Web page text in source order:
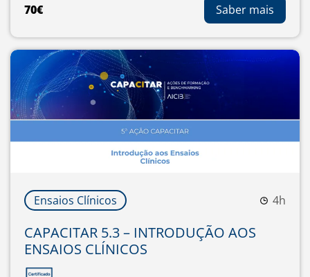
70€ Saber mais
CAPACITAR 5.3 – INTRODUÇÃO AOS
ENSAIOS CLÍNICOS
Ensaios Clínicos 4h